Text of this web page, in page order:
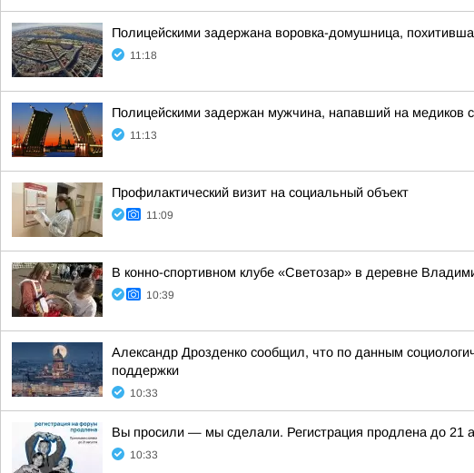
Полицейскими задержана воровка-домушница,
11:18
Полицейскими задержан мужчина, напавший на медиков
11:13
Профилактический визит на социальный объект
11:09
В конно-спортивном клубе «Светозар» в деревне
10:39
Александр Дрозденко сообщил, что по данным
поддержки
10:33
Вы просили — мы сделали. Регистрация продлена до 21
10:33